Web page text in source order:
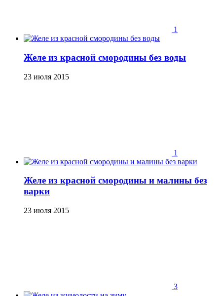
1
Желе из красной смородины без воды
23 июля 2015
1
Желе из красной смородины и малины без
варки
23 июля 2015
3